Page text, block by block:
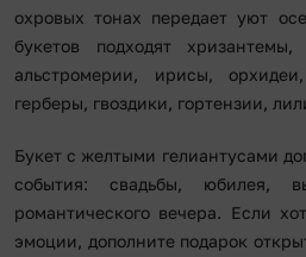
охровых тонах передает уют
букетов подходят
альстромерии, ирисы,
герберы, гвоздики, гортензии,
Букет с желтыми гелиантусами
события: свадьбы, юбилея,
романтического вечера. Если
эмоции, дополните подарок